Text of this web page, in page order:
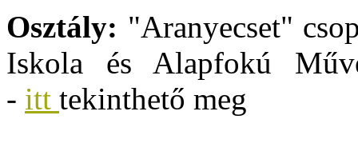
Osztály: "Aranyecset"
Iskola és Alapfokú
- itt tekinthető meg